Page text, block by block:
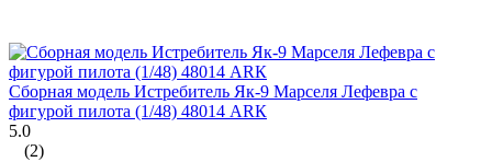
Сборная модель Истребитель Як-9 Марселя Лефевра с
фигурой пилота (1/48) 48014 АRК
5.0
(2)